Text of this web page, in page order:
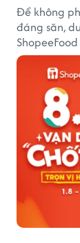
Để không
đáng săn,
hời mà